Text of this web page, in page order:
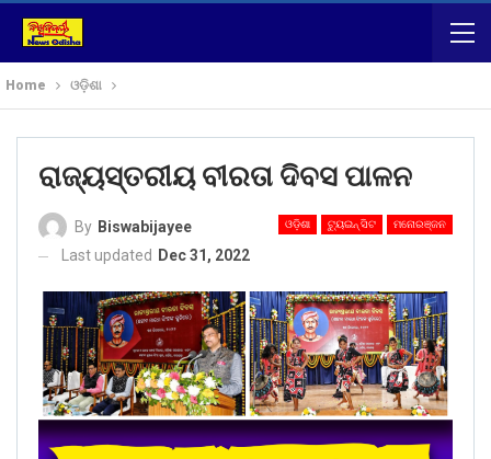
Home ଓଡ଼ିଶା
ରାଜ୍ୟସ୍ତରୀୟ ବୀରତା ଦିବସ ପାଳନ
ଓଡ଼ିଶା ଟ୍ୟୁଇନ୍ ସିଟ ମନୋରଞ୍ଜନ
By Biswabijayee
Last updated
Dec 31, 2022